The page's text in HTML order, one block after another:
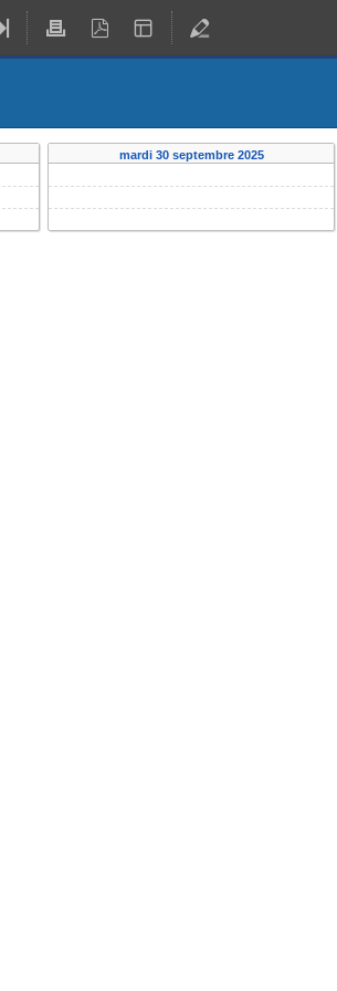
mardi 30 septembre 2025